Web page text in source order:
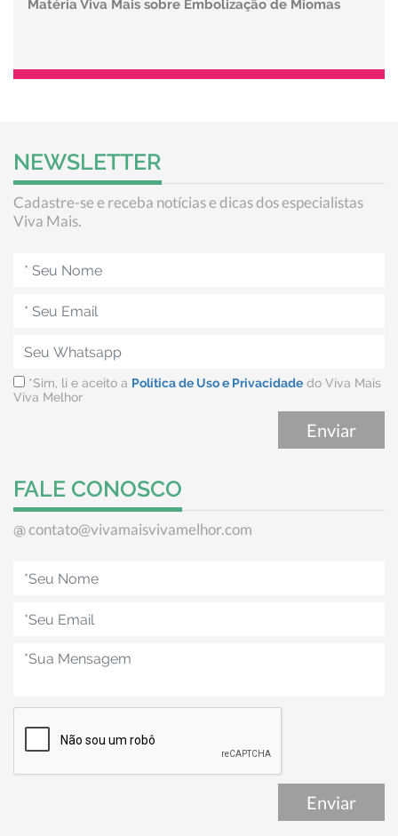
Matéria Viva Mais sobre Embolização de Miomas
NEWSLETTER
Cadastre-se e receba notícias e dicas dos especialistas
Viva Mais.
*Sim, li e aceito a Política de Uso e Privacidade do Viva Mais
Viva Melhor
FALE CONOSCO
@contato@vivamaisvivamelhor.com